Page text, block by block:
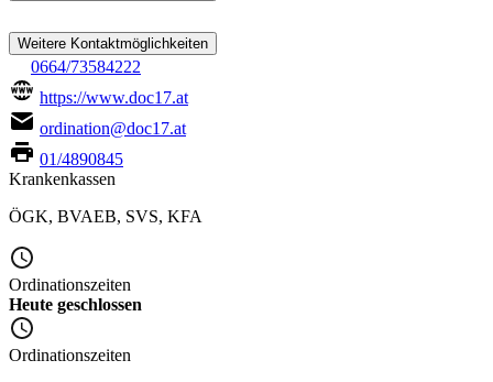
Weitere Kontaktmöglichkeiten
0664/73584222
https://www.doc17.at
ordination@doc17.at
01/4890845
Krankenkassen
ÖGK, BVAEB, SVS, KFA
Ordinationszeiten
Heute geschlossen
Ordinationszeiten